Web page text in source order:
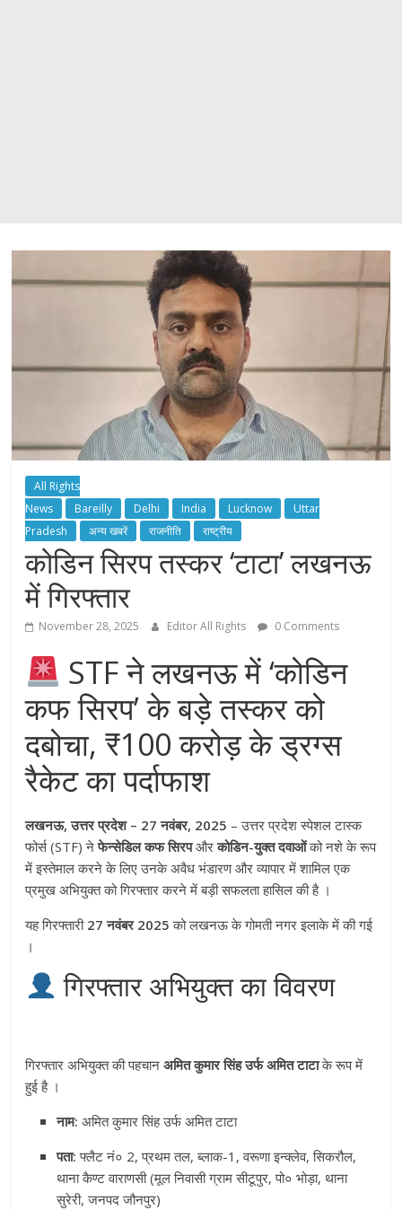
All Rights
News
Bareilly Delhi India Lucknow
Uttar
Pradesh
अन्य खबरें राजनीति राष्ट्रीय
कोडिन सिरप तस्कर ‘टाटा’ लखनऊ
में गिरफ्तार
November 28, 2025 Editor All Rights 0 Comments
STF ने लखनऊ में ‘कोडिन
कफ सिरप’ के बड़े तस्कर को
दबोचा, ₹100 करोड़ के ड्रग्स
रैकेट का पर्दाफाश
लखनऊ, उत्तर प्रदेश – 27 नवंबर, 2025 – उत्तर प्रदेश स्पेशल टास्क
फोर्स (STF) नेफेन्सेडिल कफ सिरपऔरकोडिन-युक्त दवाओंको नशे के रूप
में इस्तेमाल करने के लिए उनके अवैध भंडारण और व्यापार में शामिल एक
प्रमुख अभियुक्त को गिरफ्तार करने में बड़ी सफलता हासिल की है ।
यह गिरफ्तारी 27 नवंबर 2025 को लखनऊ के गोमती नगर इलाके में की गई
।
गिरफ्तार अभियुक्त का विवरण
गिरफ्तार अभियुक्त की पहचानअमित कुमार सिंह उर्फ अमित टाटाके रूप में
हुई है ।
नाम: अमित कुमार सिंह उर्फ अमित टाटा
पता: फ्लैट नं० 2, प्रथम तल, ब्लाक-1, वरूणा इन्क्लेव, सिकरौल,
थाना कैण्ट वाराणसी (मूल निवासी ग्राम सीटूपुर, पो० भोड़ा, थाना
सुरेरी, जनपद जौनपुर)